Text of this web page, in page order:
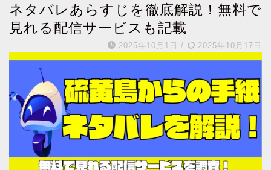
ネタバレあらすじを徹底解説！無料で
見れる配信サービスも記載
2025年10月1日 / 2025年10月17日